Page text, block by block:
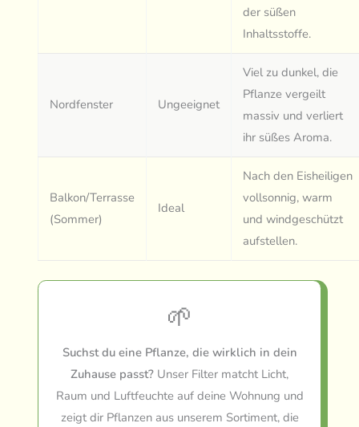
der süßen
Inhaltsstoffe.
Nordfenster Ungeeignet
Viel zu dunkel, die
Pflanze vergeilt
massiv und verliert
ihr süßes Aroma.
Balkon/Terrasse
(Sommer)
Ideal
Nach den Eisheiligen
vollsonnig, warm
und windgeschützt
aufstellen.
🌱
Suchst du eine Pflanze, die wirklich in dein
Zuhause passt? Unser Filter matcht Licht,
Raum und Luftfeuchte auf deine Wohnung und
zeigt dir Pflanzen aus unserem Sortiment, die